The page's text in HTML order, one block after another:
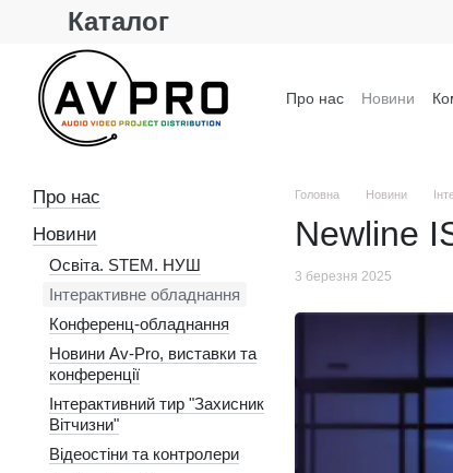
Перейти до основного контенту
Каталог
Про нас Новини
Головна Новини
Newline
3 березня 2025
Про нас
Новини
Освіта. STEM. НУШ
Інтерактивне обладнання
Конференц-обладнання
Новини Av-Pro, виставки та
конференції
Інтерактивний тир "Захисник
Вітчизни"
Відеостіни та контролери